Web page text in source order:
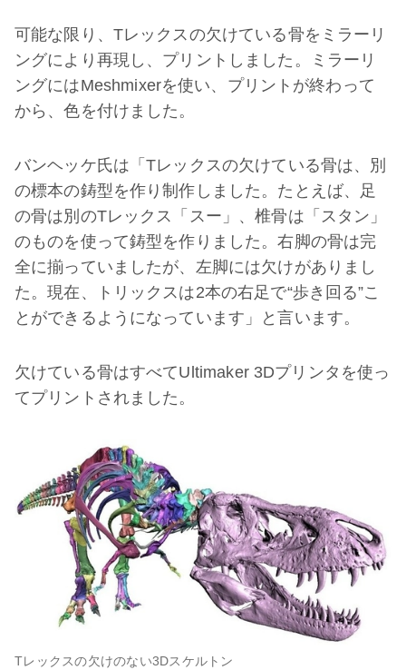
可能な限り、Tレックスの欠けている骨をミラーリ
ングにより再現し、プリントしました。ミラーリ
ングにはMeshmixerを使い、プリントが終わって
から、色を付けました。
バンヘッケ氏は「Tレックスの欠けている骨は、別
の標本の鋳型を作り制作しました。たとえば、足
の骨は別のTレックス「スー」、椎骨は「スタン」
のものを使って鋳型を作りました。右脚の骨は完
全に揃っていましたが、左脚には欠けがありまし
た。現在、トリックスは2本の右足で“歩き回る”こ
とができるようになっています」と言います。
欠けている骨はすべてUltimaker 3Dプリンタを使っ
てプリントされました。
Tレックスの欠けのない3Dスケルトン